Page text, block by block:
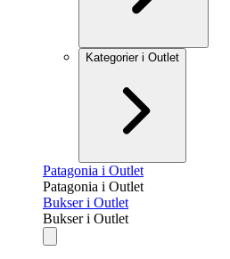
Kategorier i Outlet
Patagonia i Outlet
Patagonia i Outlet
Bukser i Outlet
Bukser i Outlet